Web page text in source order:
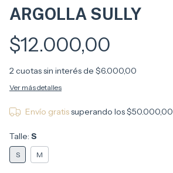
ARGOLLA SULLY
$12.000,00
2cuotas sin interés de $6.000,00
Ver más detalles
Envío gratissuperando los$50.000,00
Talle: S
S M